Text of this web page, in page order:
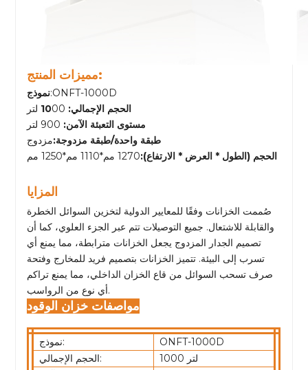
مميزات المنتج:
نموذج:ONFT-1000D
الحجم الإجمالي: 10 00 لتر
مستوى التعبئة الآمن:
طبقة واحدة/طبقة مزدوجة:مزدوج
الحجم (الطول * العرض * الارتفاع):1270 مم*1110 مم*1250 مم
المزايا
صُممت الخزانات وفقًا للمعايير الدولية لتخزين السوائل الخطرة
والقابلة للاشتعال. جميع التوصيلات تتم عبر الجزء العلوي، كما أن
تصميم الجدار المزدوج يجعل الخزانات مترابطة، مما يمنع أي
تسرب إلى البيئة. تتميز الخزانات بتصميم فريد للمخارج وفتحة
صرف تسحب السوائل من قاع الخزان الداخلي، مما يمنع تراكم
أي نوع من الرواسب.
مواصفات خزان الوقود
نموذج:
ONFT-1000D
الحجم الإجمالي:
1000 لتر